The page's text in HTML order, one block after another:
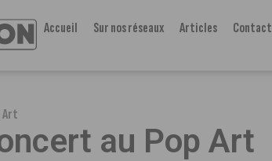
Accueil Sur nos réseaux Articles Contact
Art
au Pop Art